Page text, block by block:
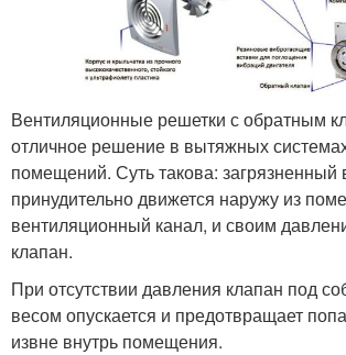
Вентиляционные решетки с обратным
отличное решение в вытяжных
помещений. Суть такова: загрязненный
принудительно движется наружу из
вентиляционный канал, и своим
клапан.
При отсутствии давления клапан под
весом опускается и предотвращает
извне внутрь помещения.